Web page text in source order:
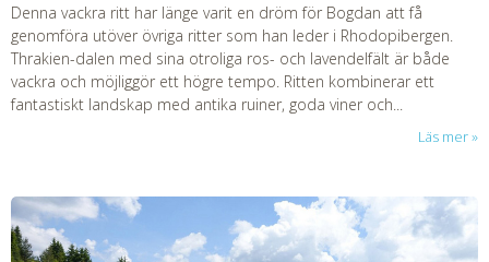
Denna vackra ritt har länge varit en dröm för Bogdan att få
genomföra utöver övriga ritter som han leder i Rhodopibergen.
Thrakien-dalen med sina otroliga ros- och lavendelfält är både
vackra och möjliggör ett högre tempo. Ritten kombinerar ett
fantastiskt landskap med antika ruiner, goda viner och...
Läs mer